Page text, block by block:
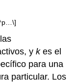
ykes el
para una
particular. Los